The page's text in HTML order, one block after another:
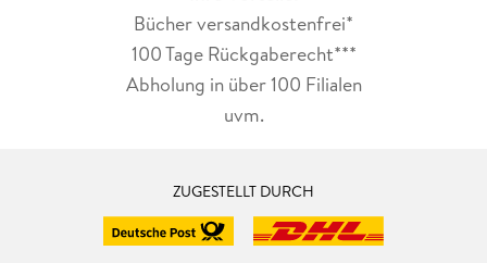
Bücher versandkostenfrei*
100 Tage Rückgaberecht***
Abholung in über 100 Filialen
uvm.
ZUGESTELLT DURCH